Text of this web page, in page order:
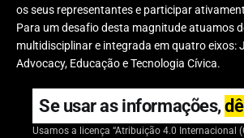
os seus representantes e participar
Para um desafio desta magnitude atuamos
multidisciplinar e integrada em quatro eixos:
Advocacy, Educação e Tecnologia Cívica.
Se usar as informações,
Usamos a licença “Atribuição 4.0 Internacional